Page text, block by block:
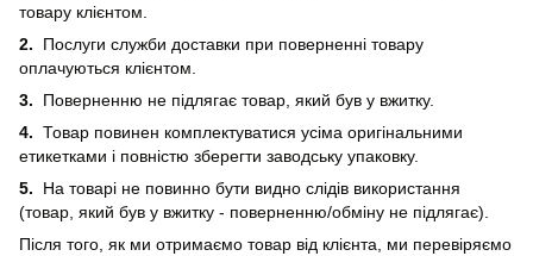
товару клієнтом.
2. Послуги служби доставки при поверненні товару
оплачуються клієнтом.
3.
Поверненню не підлягає товар, який був у вжитку.
4. Товар повинен комплектуватися усіма оригінальними
етикетками і повністю зберегти заводську упаковку.
5. На товарі не повинно бути видно слідів використання
(товар, який був у вжитку - поверненню/обміну не підлягає).
Після того, як ми отримаємо товар від клієнта, ми перевіряємо